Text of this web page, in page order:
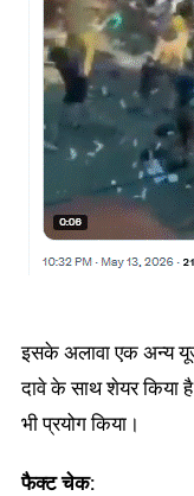
इसके अलावा एक अन्य
दावे के साथ शेयर किया
भी प्रयोग किया।
फैक्ट चेक: